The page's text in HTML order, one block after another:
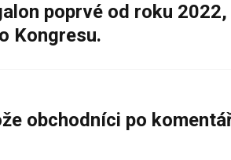
poprvé od roku
Kongresu.
obchodníci po